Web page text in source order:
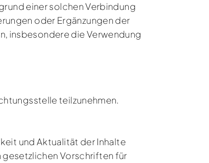
einer solchen Verbindung
oder Ergänzungen der
insbesondere die Verwendung
teilzunehmen.
und Aktualität der Inhalte
gesetzlichen Vorschriften für